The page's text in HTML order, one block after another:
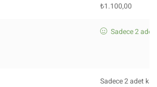
₺1.100,00
Sadece 2 adet
Sadece 2 adet